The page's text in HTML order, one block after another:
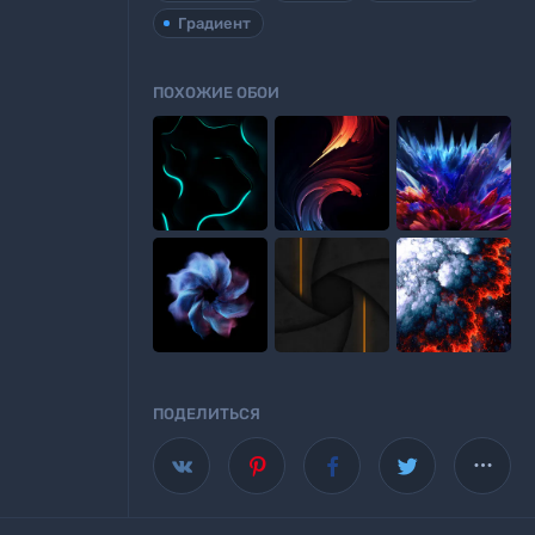
Градиент
ПОХОЖИЕ ОБОИ
ПОДЕЛИТЬСЯ


приложение для Android